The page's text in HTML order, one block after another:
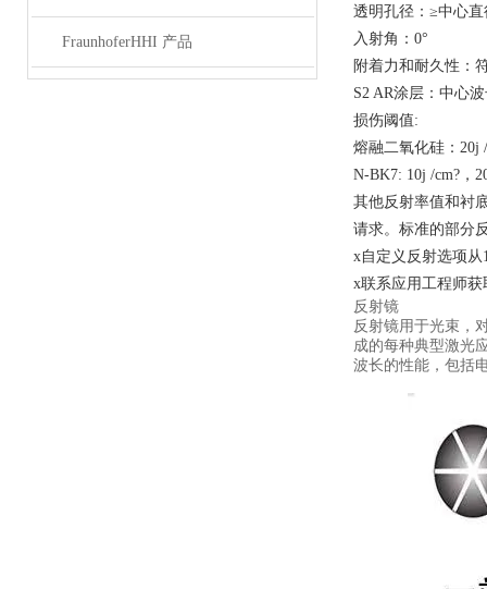
FraunhoferHHI 产品
透明孔径：≥中心直
入射角：0°
附着力和耐久性：
S2 AR涂层：中心
损伤阈值:
熔融二氧化硅：20j
N-BK7: 10j /cm?，
其他反射率值和衬
请求。标准的部分
x自定义反射选项
x联系应用工程师获
反射镜
反射镜用于光束，
成的每种典型激光
波长的性能，包括